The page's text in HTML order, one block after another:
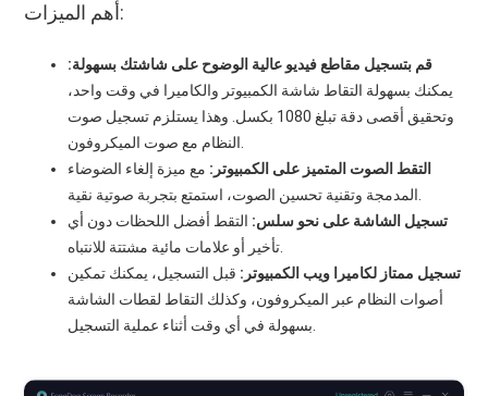
أهم الميزات:
قم بتسجيل مقاطع فيديو عالية الوضوح على شاشتك بسهولة:
يمكنك بسهولة التقاط شاشة الكمبيوتر والكاميرا في وقت واحد،
وتحقيق أقصى دقة تبلغ 1080 بكسل. وهذا يستلزم تسجيل صوت
التقط الصوت المتميز على الكمبيوتر: مع ميزة إلغاء الضوضاء
تسجيل الشاشة على نحو سلس: التقط أفضل اللحظات دون أي
تسجيل ممتاز لكاميرا ويب الكمبيوتر: قبل التسجيل، يمكنك تمكين
أصوات النظام عبر الميكروفون، وكذلك التقاط لقطات الشاشة